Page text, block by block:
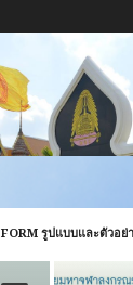
FORM รูปแบบและตัวอย่